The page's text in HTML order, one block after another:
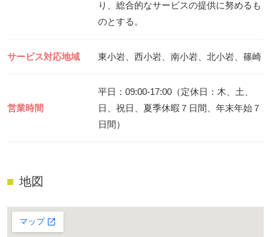
り、総合的なサービスの提供に努めるも
のとする。
サービス対応地域 東小岩、西小岩、南小岩、北小岩、篠崎
営業時間
平日：09:00-17:00（定休日：木、土、
日、祝日、夏季休暇７日間、年末年始７
日間）
地図